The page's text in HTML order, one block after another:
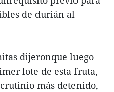
de durián al
dijeronque luego
lote de esta fruta,
más detenido,